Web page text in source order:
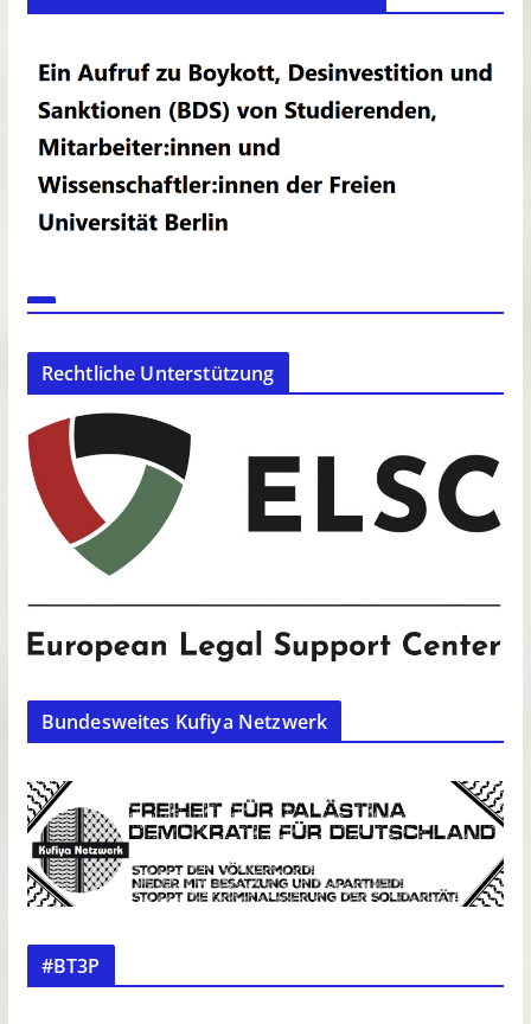
Rechtliche Unterstützung
Bundesweites Kufiya Netzwerk
#BT3P